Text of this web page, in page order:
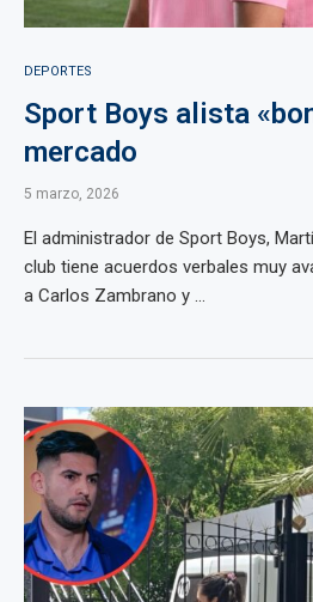
DEPORTES
Sport Boys alista
mercado
5 marzo, 2026
El administrador de Sport Boys,
club tiene acuerdos verbales muy
a Carlos Zambrano y ...